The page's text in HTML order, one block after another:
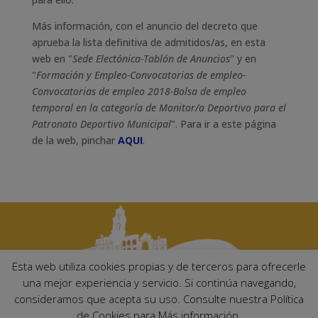
Más información, con el anuncio del decreto que
aprueba la lista definitiva de admitidos/as, en esta
web en "Sede Electónica-Tablón de Anuncios" y en
"Formación y Empleo-Convocatorias de empleo-
Convocatorias de empleo 2018-Bolsa de empleo
temporal en la categoría de Monitor/a Deportivo para el
Patronato Deportivo Municipal". Para ir a este página
de la web, pinchar AQUI.
Ayuntamiento de Palma del Río. Plaza Mayor de Andalucía, 1 C.P:
Esta web utiliza cookies propias y de terceros para ofrecerle
una mejor experiencia y servicio. Si continúa navegando,
consideramos que acepta su uso. Consulte nuestra Política
de Cookies para Más información.